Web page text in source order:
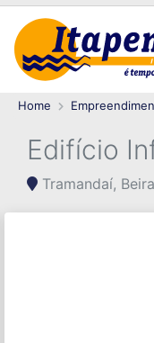
Home
Edifício
Tramandaí,